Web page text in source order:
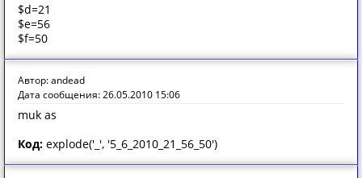
$d=21
$e=56
$f=50
Автор: andead
Дата сообщения: 26.05.2010 15:06
muk as
Код: explode('_', '5_6_2010_21_56_50')